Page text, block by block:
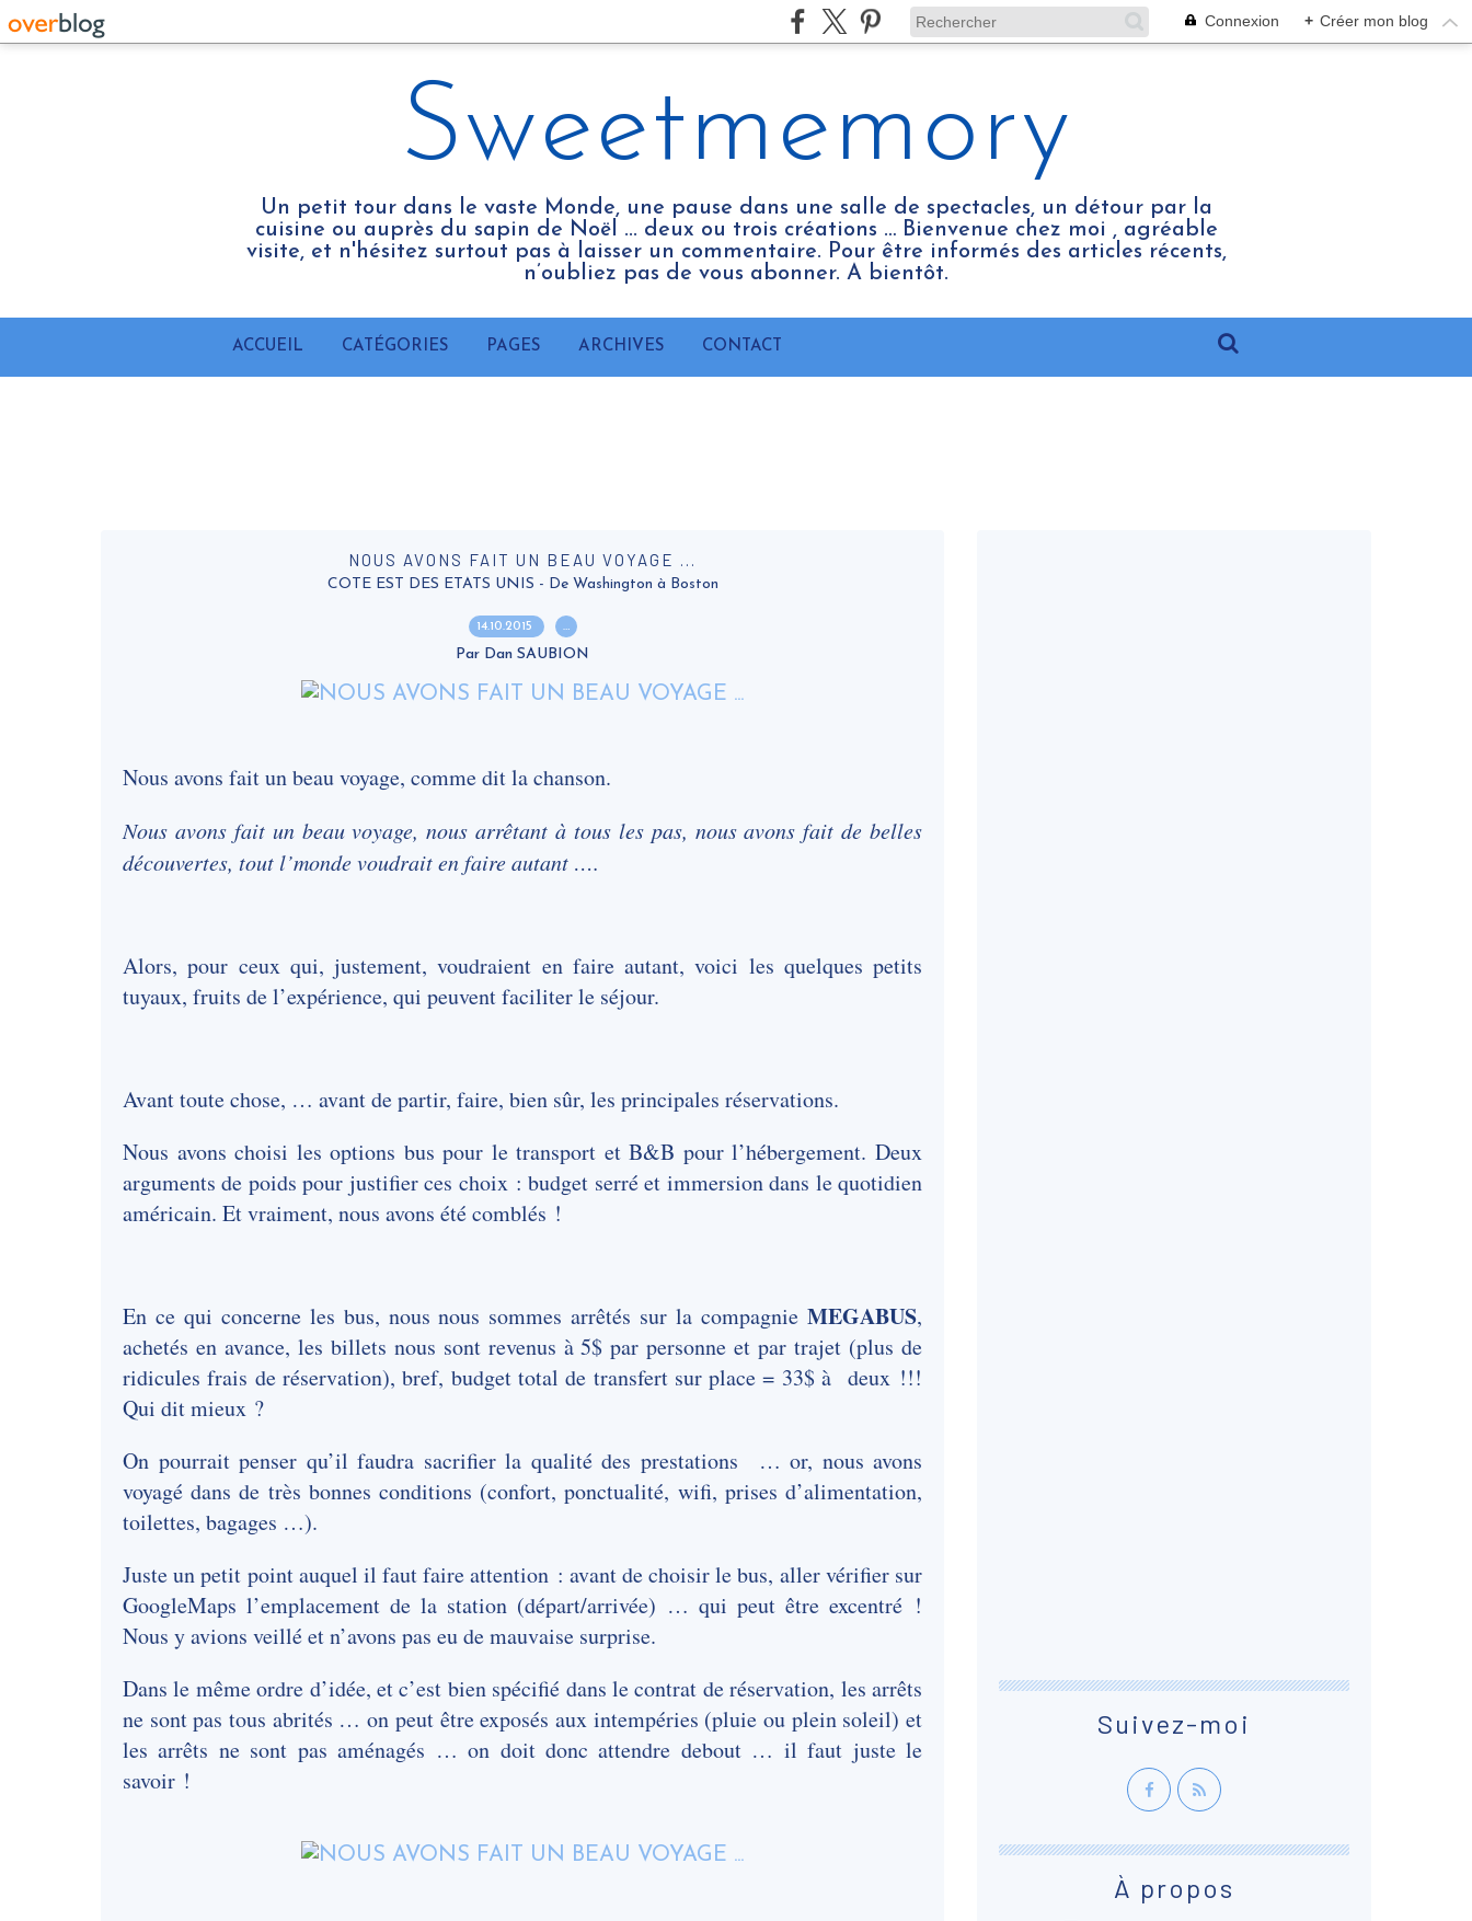
Connexion + Créer mon blog
Sweetmemory
Un petit tour dans le vaste Monde, une pause dans une salle de spectacles, un détour par la
cuisine ou auprès du sapin de Noël ... deux ou trois créations … Bienvenue chez moi , agréable
visite, et n'hésitez surtout pas à laisser un commentaire. Pour être informés des articles récents,
n’oubliez pas de vous abonner. A bientôt.
ACCUEIL CATÉGORIES PAGES ARCHIVES CONTACT
NOUS AVONS FAIT UN BEAU VOYAGE ...
COTE EST DES ETATS UNIS - De Washington à Boston
14.10.2015 …
Par Dan SAUBION
Nous avons fait un beau voyage, comme dit la chanson.
Nous avons fait un beau voyage, nous arrêtant à tous les pas, nous avons fait de belles
découvertes, tout l’monde voudrait en faire autant ….
Alors, pour ceux qui, justement, voudraient en faire autant, voici les quelques petits
tuyaux, fruits de l’expérience, qui peuvent faciliter le séjour.
Avant toute chose, … avant de partir, faire, bien sûr, les principales réservations.
Nous avons choisi les options bus pour le transport et B&B pour l’hébergement. Deux
arguments de poids pour justifier ces choix : budget serré et immersion dans le quotidien
américain. Et vraiment, nous avons été comblés !
En ce qui concerne les bus, nous nous sommes arrêtés sur la compagnie MEGABUS,
achetés en avance, les billets nous sont revenus à 5$ par personne et par trajet (plus de
ridicules frais de réservation), bref, budget total de transfert sur place = 33$ à deux !!!
Qui dit mieux ?
On pourrait penser qu’il faudra sacrifier la qualité des prestations … or, nous avons
voyagé dans de très bonnes conditions (confort, ponctualité, wifi, prises d’alimentation,
toilettes, bagages …).
Juste un petit point auquel il faut faire attention : avant de choisir le bus, aller vérifier sur
GoogleMaps l’emplacement de la station (départ/arrivée) … qui peut être excentré !
Nous y avions veillé et n’avons pas eu de mauvaise surprise.
Dans le même ordre d’idée, et c’est bien spécifié dans le contrat de réservation, les arrêts
ne sont pas tous abrités … on peut être exposés aux intempéries (pluie ou plein soleil) et
les arrêts ne sont pas aménagés … on doit donc attendre debout … il faut juste le
savoir !
Suivez-moi
À propos